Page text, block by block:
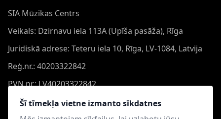
Šī tīmekļa vietne izmanto sīkdatnes
SIA Mūzikas Centrs
Veikals: Dzirnavu iela 113A (Upīša pasāža), Rīga
Juridiskā adrese: Teteru iela 10, Rīga, LV-1084, Latvija
Reģ.nr.: 40203322842
PVN nr.: LV40203322842
Banka: Swedbank AS